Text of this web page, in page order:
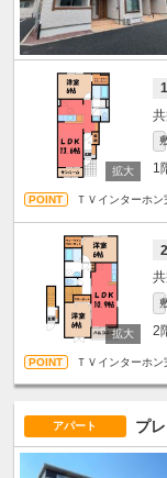
1
ＴＶインターホ
2
ＴＶインターホ
アパート プ